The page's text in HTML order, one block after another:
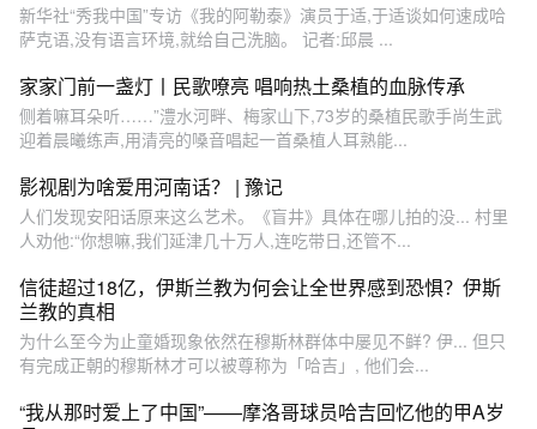
新华社“秀我中国”专访《我的阿勒泰》演员于适,于适谈如何速成哈
萨克语,没有语言环境,就给自己洗脑。 记者:邱晨 ...
家家门前一盏灯丨民歌嘹亮 唱响热土桑植的血脉传承
侧着嘛耳朵听……”澧水河畔、梅家山下,73岁的桑植民歌手尚生武
迎着晨曦练声,用清亮的嗓音唱起一首桑植人耳熟能...
影视剧为啥爱用河南话？ | 豫记
人们发现安阳话原来这么艺术。《盲井》具体在哪儿拍的没... 村里
人劝他:“你想嘛,我们延津几十万人,连吃带日,还管不...
信徒超过18亿，伊斯兰教为何会让全世界感到恐惧？伊斯
兰教的真相
为什么至今为止童婚现象依然在穆斯林群体中屡见不鲜? 伊... 但只
有完成正朝的穆斯林才可以被尊称为「哈吉」, 他们会...
“我从那时爱上了中国”——摩洛哥球员哈吉回忆他的甲A岁